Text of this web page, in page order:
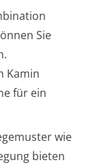
Sie
Kamin
für ein
wie
bieten